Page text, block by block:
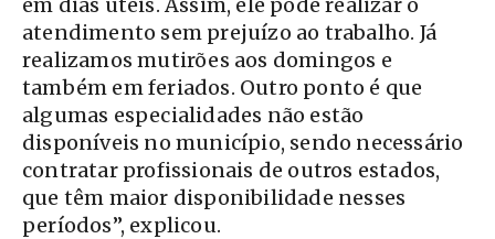
atendimento sem prejuízo ao trabalho. Já
realizamos mutirões aos domingos e
também em feriados. Outro ponto é que
algumas especialidades não estão
disponíveis no município, sendo necessário
contratar profissionais de outros estados,
que têm maior disponibilidade nesses
períodos”, explicou.